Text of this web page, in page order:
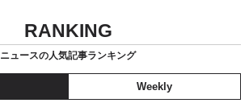
RANKING
ニュースの人気記事ランキング
Weekly